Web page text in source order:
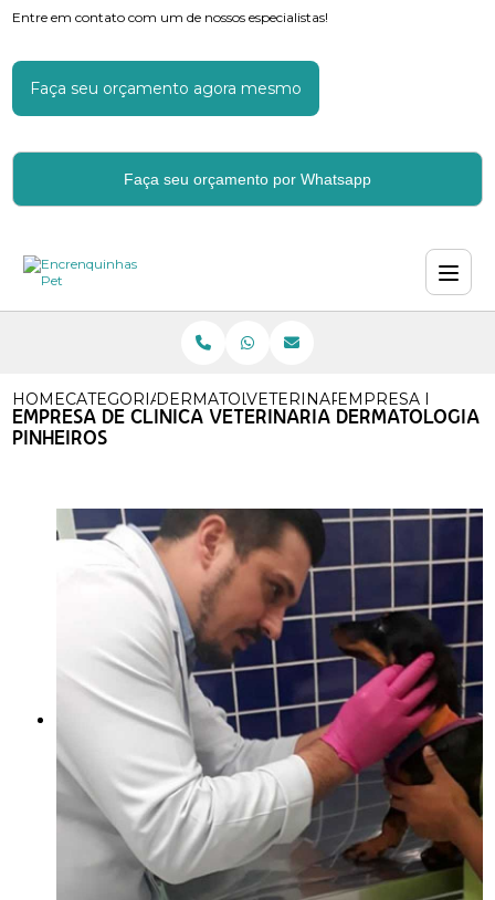
Entre em contato com um de nossos especialistas!
Faça seu orçamento agora mesmo
Faça seu orçamento por Whatsapp
HOMECATEGORIASDERMATOLOGIA VETERINARIA
VETERINARIOEMPRESA DE
EMPRESA DE CLINICA VETERINARIA DERMATOLOGIA
PINHEIROS